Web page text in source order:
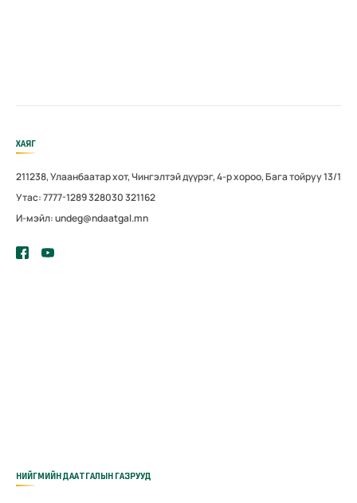
ХАЯГ
211238, Улаанбаатар хот, Чингэлтэй дүүрэг, 4-р хороо, Бага тойруу 13/1
Утас: 7777-1289 328030 321162
И-мэйл: undeg@ndaatgal.mn
НИЙГМИЙН ДААТГАЛЫН ГАЗРУУД